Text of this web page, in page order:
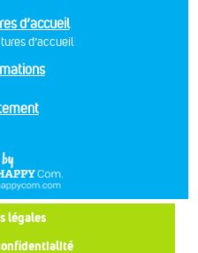
d’accueil
d’accueil
légales